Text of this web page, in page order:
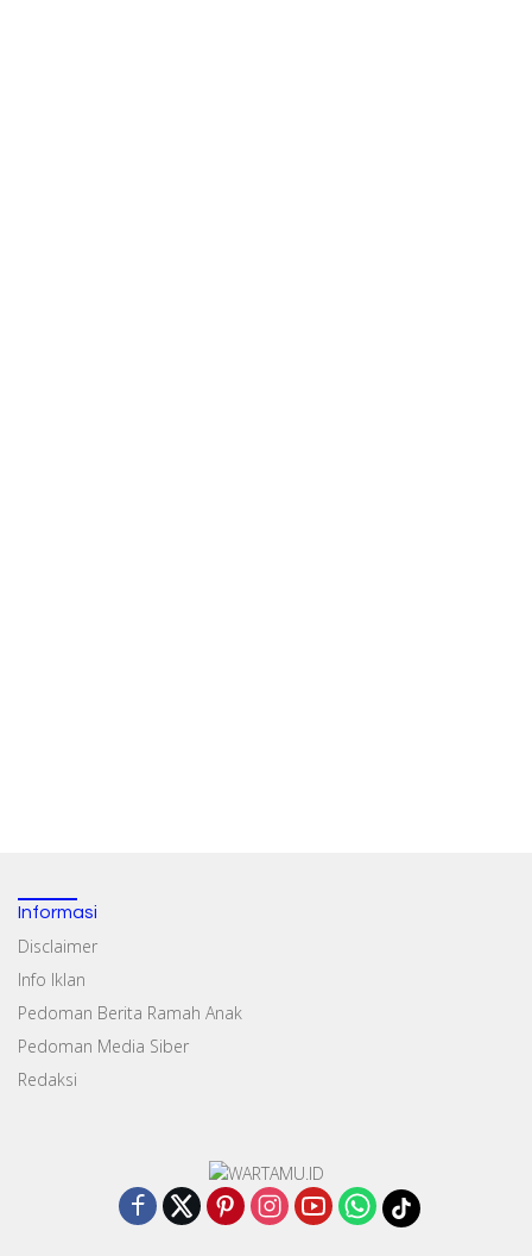
Informasi
Disclaimer
Info Iklan
Pedoman Berita Ramah Anak
Pedoman Media Siber
Redaksi